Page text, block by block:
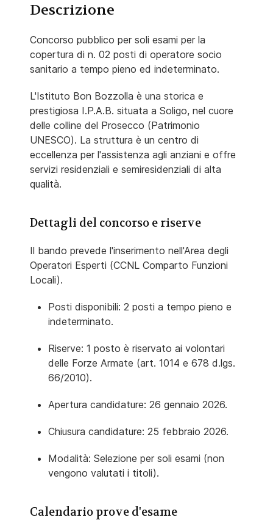
Descrizione
Concorso pubblico per soli esami per la
copertura di n. 02 posti di operatore socio
sanitario a tempo pieno ed indeterminato.
L'Istituto Bon Bozzolla è una storica e
prestigiosa I.P.A.B. situata a Soligo, nel cuore
delle colline del Prosecco (Patrimonio
UNESCO). La struttura è un centro di
eccellenza per l'assistenza agli anziani e offre
servizi residenziali e semiresidenziali di alta
qualità.
Dettagli del concorso e riserve
Il bando prevede l'inserimento nell'Area degli
Operatori Esperti (CCNL Comparto Funzioni
Locali).
Posti disponibili: 2 posti a tempo pieno e
indeterminato.
Riserve: 1 posto è riservato ai volontari
delle Forze Armate (art. 1014 e 678 d.lgs.
66/2010).
Apertura candidature: 26 gennaio 2026.
Chiusura candidature: 25 febbraio 2026.
Modalità: Selezione per soli esami (non
vengono valutati i titoli).
Calendario prove d'esame